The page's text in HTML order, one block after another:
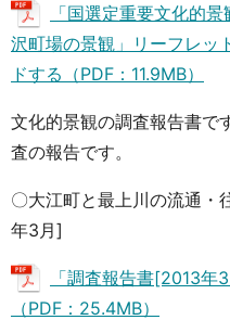
「国選定重要文化的
沢町場の景観」リーフレ
ドする（PDF：11.9MB）
文化的景観の調査報告書で
査の報告です。
〇大江町と最上川の流通・
年3月]
「調査報告書[2013
（PDF：25.4MB）